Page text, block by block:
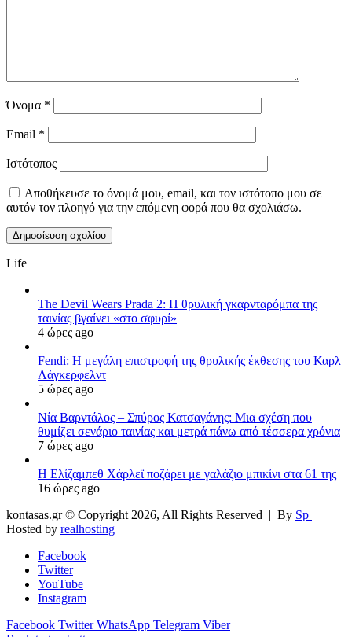
Όνομα *
Email *
Ιστότοπος
Αποθήκευσε το όνομά μου, email, και τον ιστότοπο μου σε
αυτόν τον πλοηγό για την επόμενη φορά που θα σχολιάσω.
Life
The Devil Wears Prada 2: Η θρυλική γκαρνταρόμπα της
ταινίας βγαίνει «στο σφυρί»
4 ώρες ago
Fendi: Η μεγάλη επιστροφή της θρυλικής έκθεσης του Καρλ
Λάγκερφελντ
5 ώρες ago
Νία Βαρντάλος – Σπύρος Κατσαγάνης: Μια σχέση που
θυμίζει σενάριο ταινίας και μετρά πάνω από τέσσερα χρόνια
7 ώρες ago
Η Ελίζαμπεθ Χάρλεϊ ποζάρει με γαλάζιο μπικίνι στα 61 της
16 ώρες ago
kontasas.gr © Copyright 2026, All Rights Reserved | By Sp |
Hosted by realhosting
Facebook
Twitter
YouTube
Instagram
Facebook Twitter WhatsApp Telegram Viber